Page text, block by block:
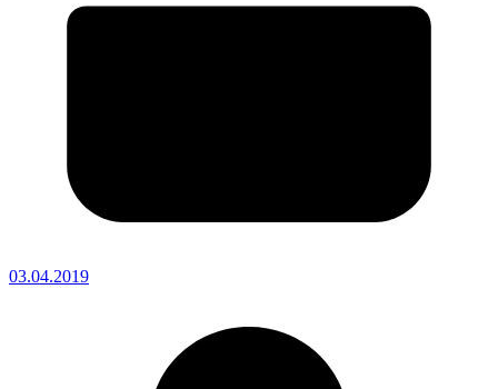
03.04.2019